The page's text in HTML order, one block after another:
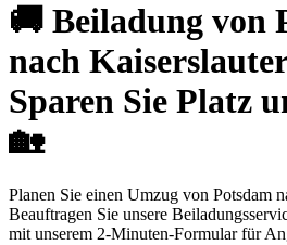
🚚 Beiladung von
nach
Sparen Sie Platz
🏡
Planen Sie einen Umzug von Potsdam
Beauftragen Sie unsere
mit unserem 2-Minuten-Formular für